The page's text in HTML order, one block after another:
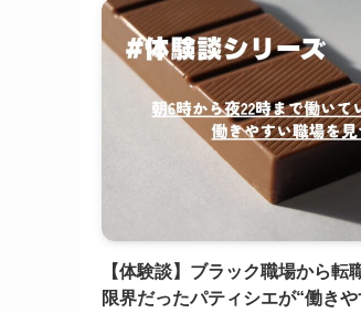
【体験談】ブラック職場から転
限界だったパティシエが“働き